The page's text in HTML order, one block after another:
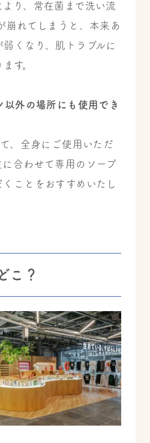
り、常在菌まで洗い流
崩れてしまうと、本来あ
くなり、肌トラブルに
す。
以外の場所にも使用でき
、全身にご使用いただ
合わせて専用のソープ
ことをおすすめいたし
こ？